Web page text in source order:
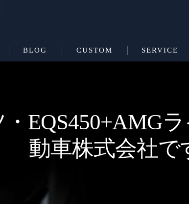
BLOG CUSTOM SERVICE
EQS450+AMG
動車株式会社で